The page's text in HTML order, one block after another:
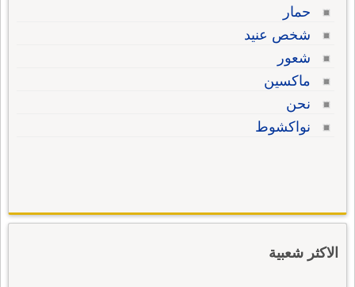
حمار
شخص عنيد
شعور
ماكسين
نحن
نواكشوط
الاكثر شعبية